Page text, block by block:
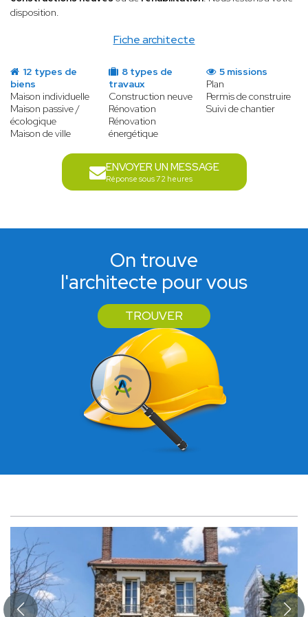
Fiche architecte
disposition.
12 types de
biens
Maison individuelle
Maison passive /
écologique
Maison de ville
8 types de
travaux
Construction neuve
Rénovation
Rénovation
énergétique
5 missions
Plan
Permis de construire
Suivi de chantier
ENVOYER UN MESSAGE
Réponse sous 72 heures
On trouve
l'architecte pour vous
TROUVER